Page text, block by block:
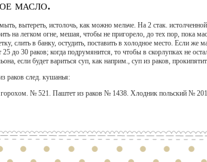
масло.
вытереть, истолочь, как можно мельче. На 2 стак.
на легком огне, мешая, чтобы не пригорело, до тех пор, пока
слить в банку, остудить, поставить в холодное место. Если же
25 до 30 раков; когда подрумянится, то чтобы в скорлупках не
если будет вариться суп, как наприм., суп из раков,
раков след. кушанья:
№ 521. Паштет из раков № 1438. Хлодник польский №